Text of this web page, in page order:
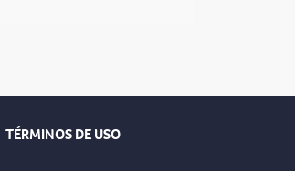
TÉRMINOS DE USO